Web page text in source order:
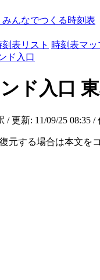
んなでつくる時刻表
刻表リスト 時刻表マッ
ド入口
ド入口
更新: 11/09/25 08:35 /
元する場合は本文を